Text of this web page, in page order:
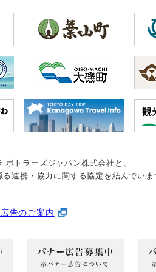
ボトラーズジャパン株式会社と、
連携・協力に関する協定を結んでいま
告のご案内